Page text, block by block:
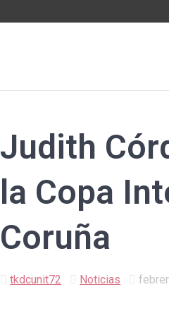
Judith
la Copa
Coruña
tkdcunit72 Noticias